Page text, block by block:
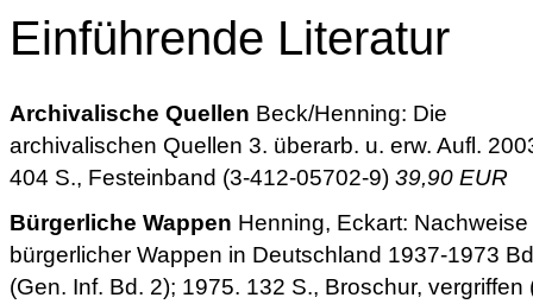
Einführende Literatur
Archivalische Quellen Beck/Henning: Die
archivalischen Quellen 3. überarb. u. erw. Aufl.
404 S., Festeinband (3-412-05702-9) 39,90 EUR
Bürgerliche Wappen Henning, Eckart: Nachweise
bürgerlicher Wappen in Deutschland 1937-1973
(Gen. Inf. Bd. 2); 1975. 132 S., Broschur, vergriffen